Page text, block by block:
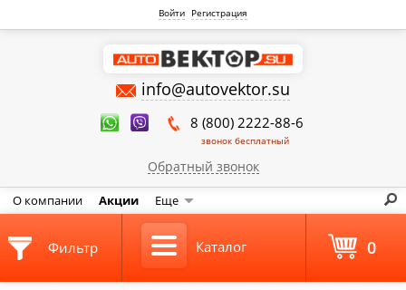
Войти Регистрация
info@autovektor.su
8 (800) 2222-88-6
звонок бесплатный
Обратный звонок
О компании Акции Еще
Фильтр Каталог 0